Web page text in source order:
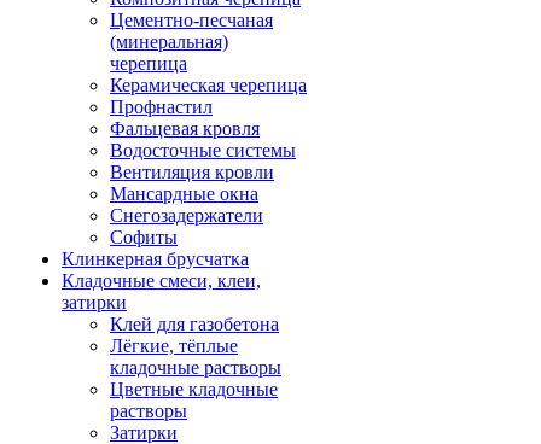
Цементно-песчаная
(минеральная)
черепица
Керамическая черепица
Профнастил
Фальцевая кровля
Водосточные системы
Вентиляция кровли
Мансардные окна
Снегозадержатели
Софиты
Клинкерная брусчатка
Кладочные смеси, клеи,
затирки
Клей для газобетона
Лёгкие, тёплые
кладочные растворы
Цветные кладочные
растворы
Затирки